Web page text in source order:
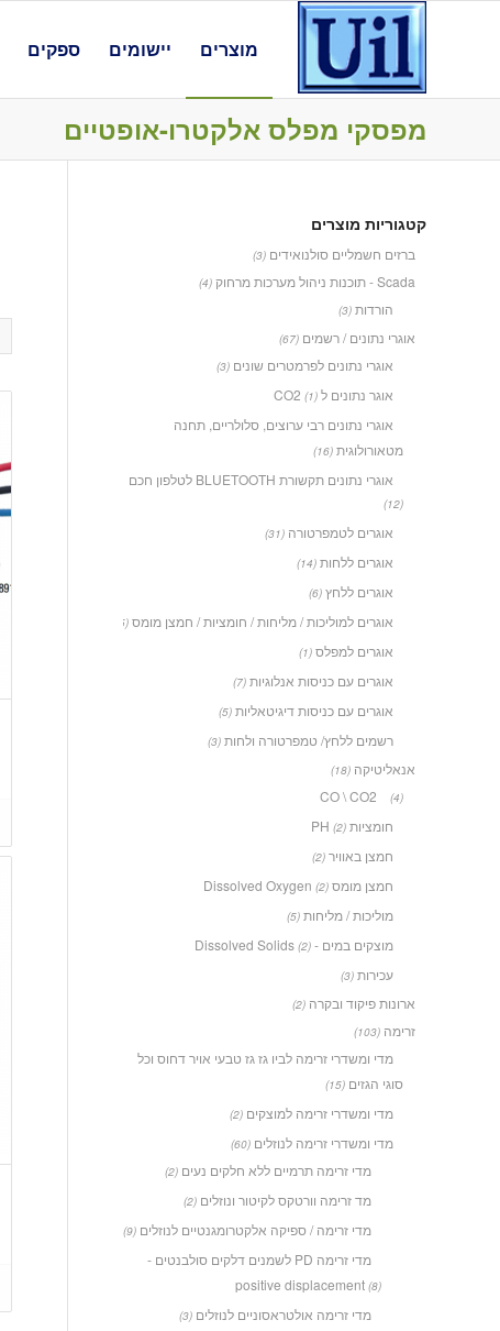
מוצרים יישומים ספקים
מפסקי מפלס אלקטרו-אופטיים
קטגוריות מוצרים
ברזים חשמליים סולנואידים (3)
Scada - תוכנות ניהול מערכות מרחוק (4)
הורדות (3)
אוגרי נתונים / רשמים (67)
אוגרי נתונים לפרמטרים שונים (3)
אוגר נתונים ל CO2 (1)
אוגרי נתונים רבי ערוצים, סלולריים, תחנה
מטאורולוגית (16)
אוגרי נתונים תקשורת BLUETOOTH לטלפון חכם
(12)
אוגרים לטמפרטורה (31)
אוגרים ללחות (14)
אוגרים ללחץ (6)
אוגרים למוליכות / מליחות / חומציות / חמצן מומס (5)
אוגרים למפלס (1)
אוגרים עם כניסות אנלוגיות (7)
אוגרים עם כניסות דיגיטאליות (5)
רשמים ללחץ/ טמפרטורה ולחות (3)
אנאליטיקה (18)
CO \ CO2 (4)
חומציות PH (2)
חמצן באוויר (2)
חמצן מומס Dissolved Oxygen (2)
מוליכות / מליחות (5)
מוצקים במים - Dissolved Solids (2)
עכירות (3)
ארונות פיקוד ובקרה (2)
זרימה (103)
מדי ומשדרי זרימה לביו גז גז טבעי אויר דחוס וכל
סוגי הגזים (15)
מדי ומשדרי זרימה למוצקים (2)
מדי ומשדרי זרימה לנוזלים (60)
מדי זרימה תרמיים ללא חלקים נעים (2)
מד זרימה וורטקס לקיטור ונוזלים (2)
מדי זרימה / ספיקה אלקטרומגנטיים לנוזלים (9)
מדי זרימה PD לשמנים דלקים סולבנטים -
positive displacement (8)
מדי זרימה אולטראסוניים לנוזלים (3)